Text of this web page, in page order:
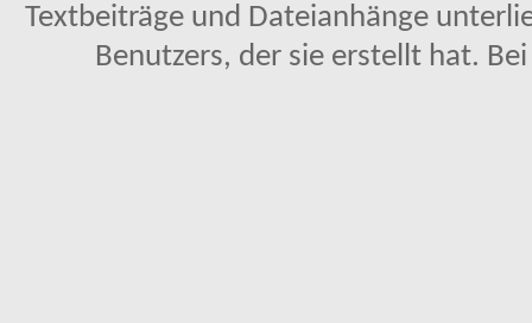
Textbeiträge und Dateianhänge
Benutzers, der sie erstellt hat.